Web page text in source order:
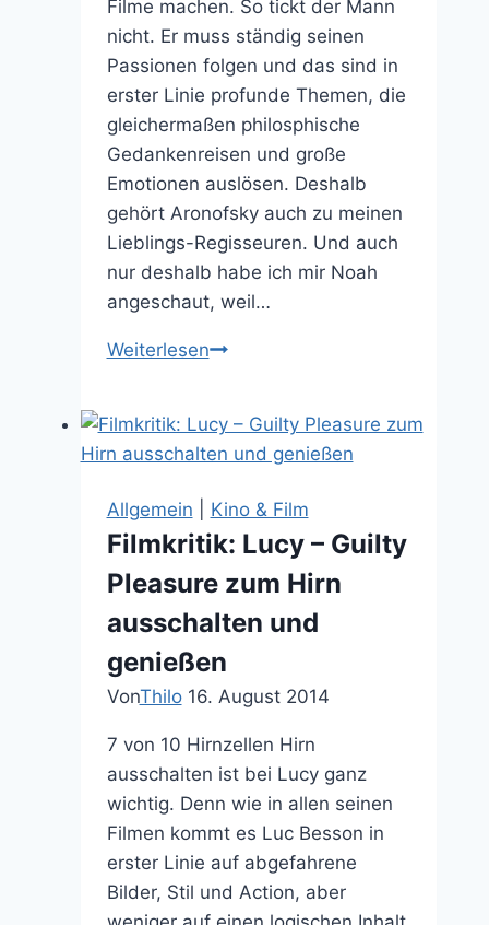
Filme machen. So tickt der Mann
nicht. Er muss ständig seinen
Passionen folgen und das sind in
erster Linie profunde Themen, die
gleichermaßen philosphische
Gedankenreisen und große
Emotionen auslösen. Deshalb
gehört Aronofsky auch zu meinen
Lieblings-Regisseuren. Und auch
nur deshalb habe ich mir Noah
angeschaut, weil…
WeiterlesenFilmkritik:
Sinn
und
der
Sintflut
Allgemein Kino & Film
Filmkritik: Lucy – Guilty
Pleasure zum Hirn
ausschalten und
genießen
VonThilo 16. August 2014
7 von 10 Hirnzellen Hirn
ausschalten ist bei Lucy ganz
wichtig. Denn wie in allen seinen
Filmen kommt es Luc Besson in
erster Linie auf abgefahrene
Bilder, Stil und Action, aber